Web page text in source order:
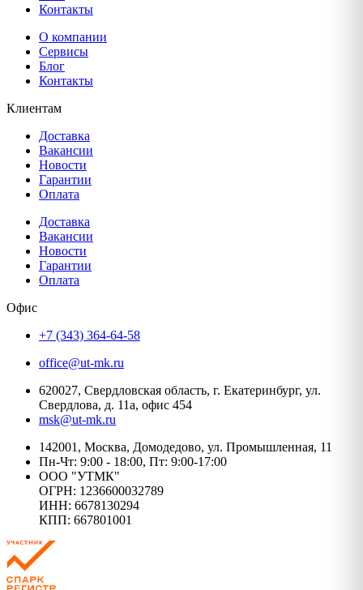
Контакты
О компании
Сервисы
Блог
Контакты
Клиентам
Доставка
Вакансии
Новости
Гарантии
Оплата
Доставка
Вакансии
Новости
Гарантии
Оплата
Офис
+7 (343) 364-64-58
office@ut-mk.ru
620027, Свердловская область, г. Екатеринбург, ул.
Свердлова, д. 11а, офис 454
msk@ut-mk.ru
142001, Москва, Домодедово, ул. Промышленная, 11
Пн-Чт: 9:00 - 18:00, Пт: 9:00-17:00
ООО "УТМК"
ОГРН: 1236600032789
ИНН: 6678130294
КПП: 667801001